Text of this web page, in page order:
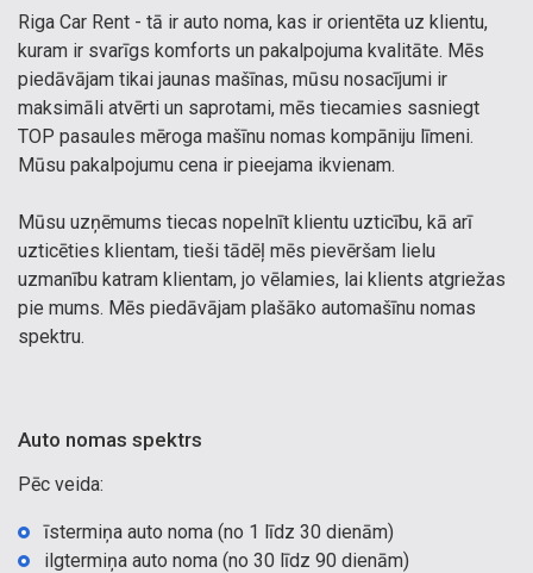
Riga Car Rent - tā ir auto noma, kas ir orientēta uz klientu,
kuram ir svarīgs komforts un pakalpojuma kvalitāte. Mēs
piedāvājam tikai jaunas mašīnas, mūsu nosacījumi ir
maksimāli atvērti un saprotami, mēs tiecamies sasniegt
TOP pasaules mēroga mašīnu nomas kompāniju līmeni.
Mūsu pakalpojumu cena ir pieejama ikvienam.
Mūsu uzņēmums tiecas nopelnīt klientu uzticību, kā arī
uzticēties klientam, tieši tādēļ mēs pievēršam lielu
uzmanību katram klientam, jo vēlamies, lai klients atgriežas
pie mums. Mēs piedāvājam plašāko automašīnu nomas
spektru.
Auto nomas spektrs
Pēc veida:
īstermiņa auto noma (no 1 līdz 30 dienām)
ilgtermiņa auto noma (no 30 līdz 90 dienām)